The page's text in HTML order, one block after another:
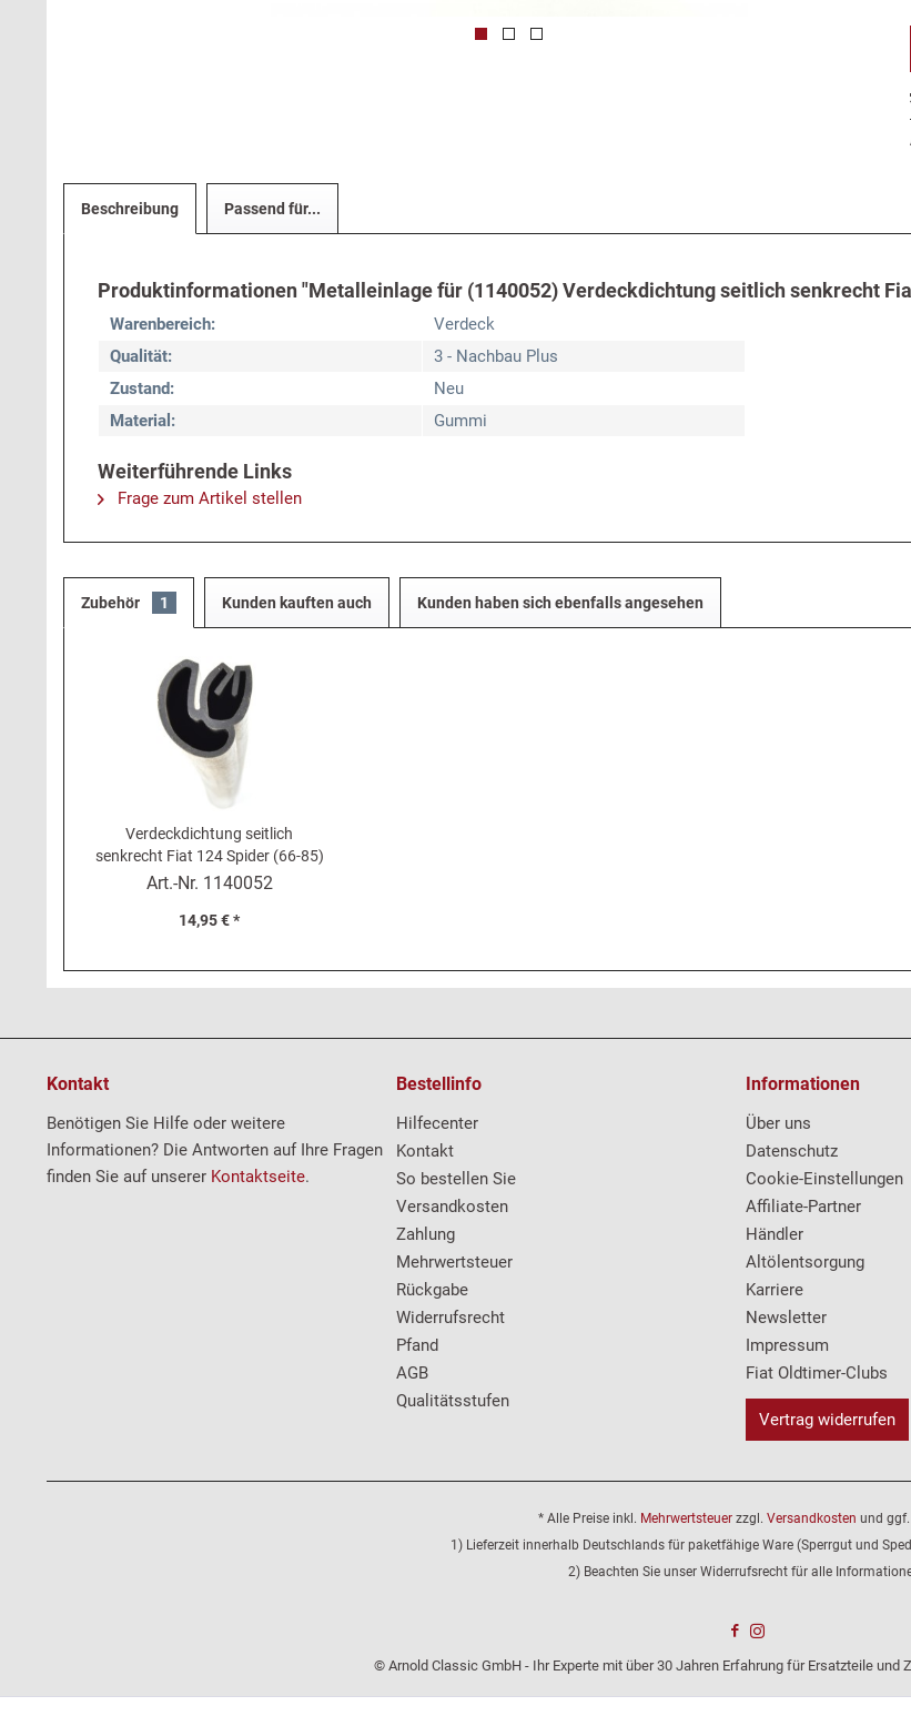
Beschreibung Passend für...
Produktinformationen "Metalleinlage für (1140052) Verdeckdichtung seitlich senkrecht
Warenbereich:
Verdeck
Qualität:
3 - Nachbau Plus
Zustand:
Neu
Material:
Gummi
Weiterführende Links
Frage zum Artikel stellen
Zubehör 1 Kunden kauften auch Kunden haben sich ebenfalls angesehen
Verdeckdichtung seitlich
senkrecht Fiat 124 Spider (66-85)
Art.-Nr. 1140052
14,95 € *
Kontakt
Benötigen Sie Hilfe oder weitere
Informationen? Die Antworten auf Ihre Fragen
finden Sie auf unserer Kontaktseite.
Bestellinfo
Hilfecenter
Kontakt
So bestellen Sie
Versandkosten
Zahlung
Mehrwertsteuer
Rückgabe
Widerrufsrecht
Pfand
AGB
Qualitätsstufen
Informationen
Über uns
Datenschutz
Cookie-Einstellungen
Affiliate-Partner
Händler
Altölentsorgung
Karriere
Newsletter
Impressum
Fiat Oldtimer-Clubs
Vertrag widerrufen
* Alle Preise inkl. Mehrwertsteuer zzgl. Versandkosten und ggf.
1) Lieferzeit innerhalb Deutschlands für paketfähige Ware (Sperrgut und
2) Beachten Sie unser Widerrufsrecht für alle
© Arnold Classic GmbH - Ihr Experte mit über 30 Jahren Erfahrung für Ersatzteile und